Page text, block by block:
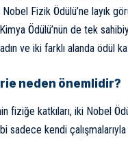
Fizik Ödülü’ne layık
Ödülü’nün de tek
ve iki farklı alanda ödül
neden önemlidir?
fiziğe katkıları, iki Nobel
sadece kendi çalışmalarıyla